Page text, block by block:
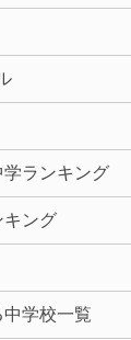
ランキング
キング
学校一覧